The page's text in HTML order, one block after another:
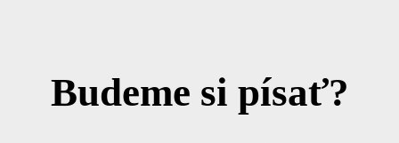
Budeme si písať?